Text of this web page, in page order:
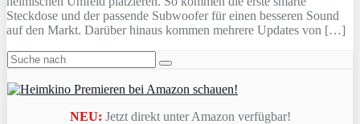
Steckdose und der passende Subwoofer für einen besseren Sound
auf den Markt. Darüber hinaus kommen mehrere Updates von […]
NEU: Jetzt direkt unter Amazon verfügbar!